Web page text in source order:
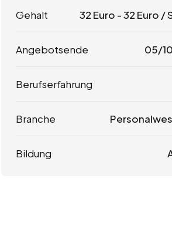
Gehalt 32 Euro -32 Euro /
Angebotsende 05/
Berufserfahrung
Branche
Bildung